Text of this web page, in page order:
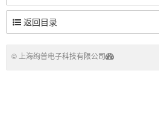
返回目录
© 上海绚普电子科技有限公司